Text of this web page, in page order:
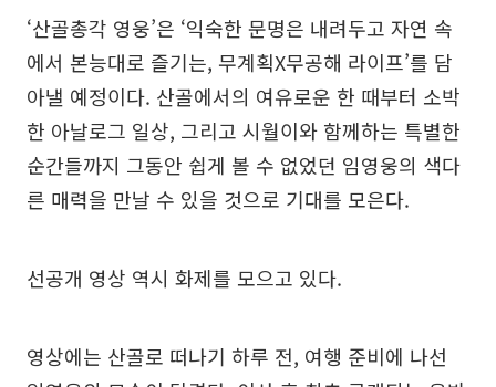
‘산골총각 영웅’은 ‘익숙한 문명은 내려두고 자연 속
에서 본능대로 즐기는, 무계획X무공해 라이프’를 담
아낼 예정이다. 산골에서의 여유로운 한 때부터 소박
한 아날로그 일상, 그리고 시월이와 함께하는 특별한
순간들까지 그동안 쉽게 볼 수 없었던 임영웅의 색다
른 매력을 만날 수 있을 것으로 기대를 모은다.
선공개 영상 역시 화제를 모으고 있다.
영상에는 산골로 떠나기 하루 전, 여행 준비에 나선